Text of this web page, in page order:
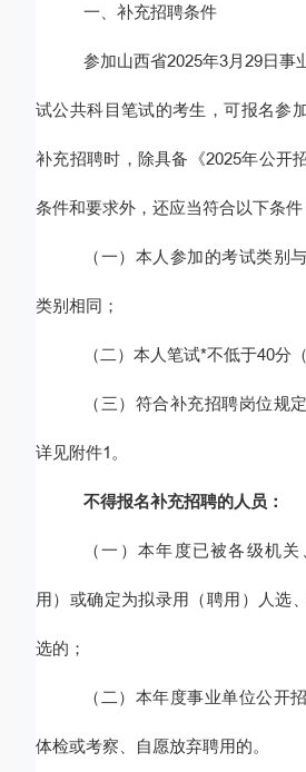
一、 补充招聘条件
参加山西省2025年3月29日事
试公共科目笔试的考生，可报名参
补充招聘时，除具备 《2025年公开
条件和要求外，还应当符合以下条件
（一）本人参加的考试类别与
类别 相同 ；
（二）本人笔试*不低于40分
（三） 符合补充招聘岗位规
详见附件1。
不得报名补充招聘的人员：
（一）本年度已被各级机关
用） 或确定为拟录用 （聘用） 人选
选的 ；
（二）本年度事业单位公开
体检或考察、自愿放弃聘用的。